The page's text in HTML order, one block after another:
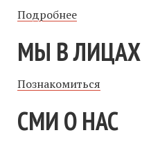
Подробнее
МЫ В ЛИЦАХ
Познакомиться
СМИ О НАС